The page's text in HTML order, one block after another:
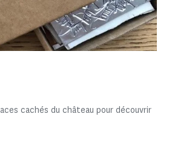
cachés du château pour découvrir